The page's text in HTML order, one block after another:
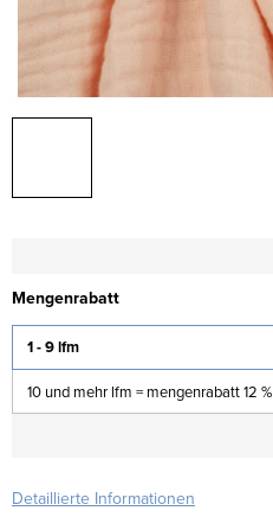
Mengenrabatt
1 - 9 lfm
10 und mehr lfm = mengenrabatt 12 %
Detaillierte Informationen